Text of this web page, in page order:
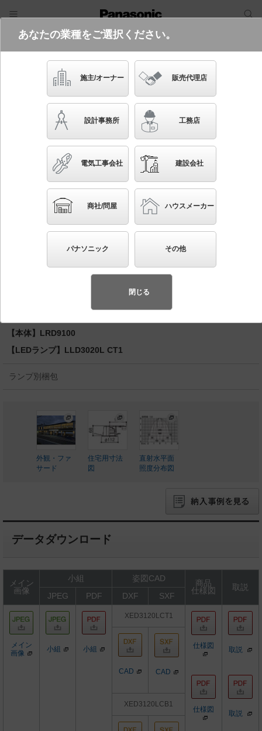
電気・建築設備（ビジネス）
フリーワード
品番・キーワード
かんたん照度計算
XED3120L CT1
起動方式違いの商品を見る
天井埋込型 LED（電球色） 軒下用ダウンライト・エ
クステリアダウンライト 浅型8H・高気密SB形・ビー
ム角24度・集光タイプ LEDフラットランプ交換型・防
湿型・防雨型／埋込穴φ100 パネル付型 110Vダイク
【本体】LRD9100
【LEDランプ】LLD3020L CT1
ランプ別梱包
外観・ファ
サード
住宅用寸法
図
直射水平面
照度分布図
データダウンロード
メイン
画像
小組 姿図CAD
商品
仕様図
取説
JPEG
PDF DXF SXF
メイン
画像
小組 小組
XED3120LCT1
仕様図
仕様図
取説
取説
CAD CAD
XED3120LCB1
あなたの業種をご選択ください。
施主/オーナー 販売代理店
設計事務所 工務店
電気工事会社 建設会社
商社/問屋 ハウスメーカー
パナソニック その他
閉じる